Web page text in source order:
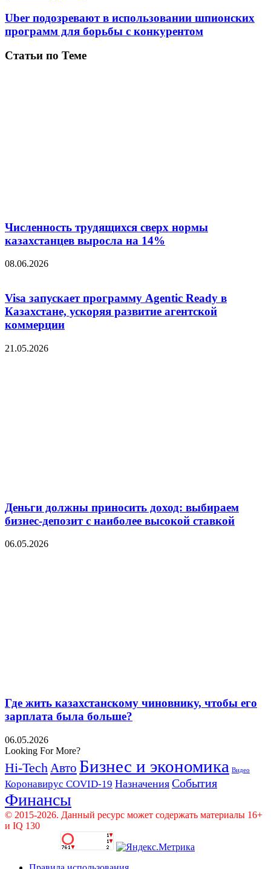
Uber подозревают в использовании шпионских
программ для борьбы с конкурентом
Статьи по Теме
Численность трудящихся сверх нормы
казахстанцев выросла на 14%
08.06.2026
Visa запускает программу Agentic Ready в
Казахстане, ускоряя развитие агентской
коммерции
21.05.2026
Деньги должны приносить доход: выбираем
бизнес-депозит с наиболее высокой ставкой
06.05.2026
Где жить казахстанскому чиновнику, чтобы его
зарплата была больше?
06.05.2026
Looking For More?
Hi-Tech Авто Бизнес и экономика Видео
Коронавирус COVID-19 Назначения События
Финансы
© 2015-2026. Данный ресурс может содержать материалы 16+
и IQ 130